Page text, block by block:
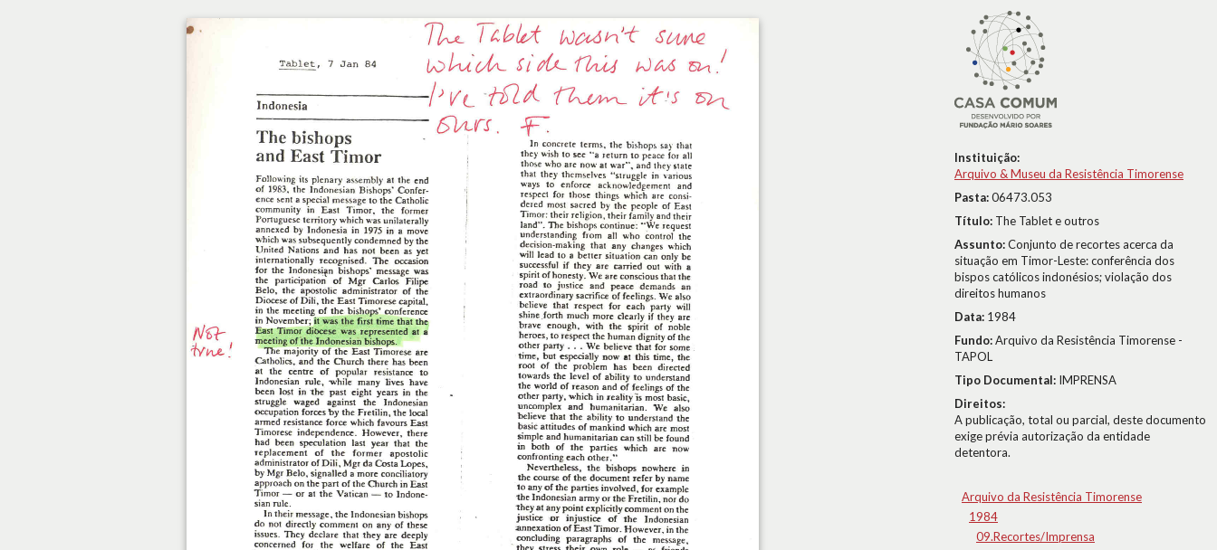
Instituição:
Arquivo & Museu da Resistência Timorense
Pasta:06473.053
Título: The Tablet e outros
Assunto:Conjunto de recortes acerca da
situação em Timor-Leste: conferência dos
bispos católicos indonésios; violação dos
direitos humanos
Data: 1984
Fundo:Arquivo da Resistência Timorense -
TAPOL
Tipo Documental: IMPRENSA
Direitos:
A publicação, total ou parcial, deste documento
exige prévia autorização da entidade
detentora.
Arquivo da Resistência Timorense
1984
09.Recortes/Imprensa